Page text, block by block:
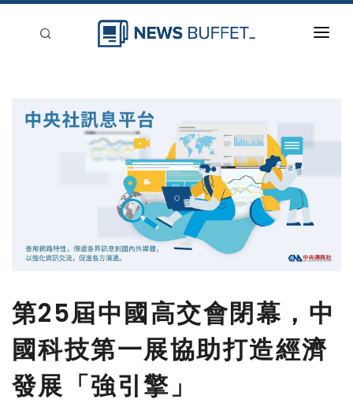
第25屆中國高交會閉幕，中
國科技第一展協助打造經濟
發展「強引擎」